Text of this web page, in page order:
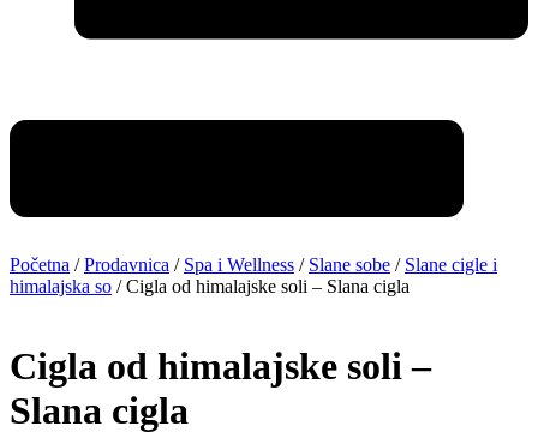
Početna /Prodavnica / Spa i Wellness / Slane sobe / Slane cigle i
himalajska so / Cigla od himalajske soli – Slana cigla
Cigla od himalajske soli –
Slana cigla